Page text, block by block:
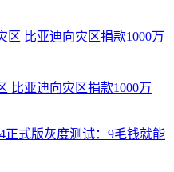
比亚迪向灾区捐款1000万